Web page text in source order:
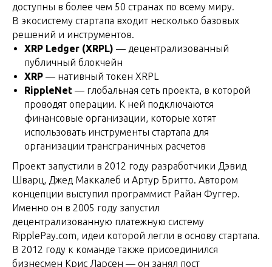
доступны в более чем 50 странах по всему миру.
В экосистему стартапа входит несколько базовых
решений и инструментов.
XRP Ledger (XRPL) — децентрализованный
публичный блокчейн
XRP — нативный токен XRPL
RippleNet — глобальная сеть проекта, в которой
проводят операции. К ней подключаются
финансовые организации, которые хотят
использовать инструменты стартапа для
организации трансграничных расчетов
Проект запустили в 2012 году разработчики Дэвид
Шварц, Джед Маккалеб и Артур Бритто. Автором
концепции выступил программист Райан Фуггер.
Именно он в 2005 году запустил
децентрализованную платежную систему
RipplePay.com, идеи которой легли в основу стартапа.
В 2012 году к команде также присоединился
бизнесмен Крис Ларсен — он занял пост